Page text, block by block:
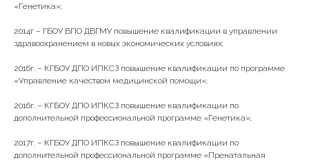
«Генетика»;
2014г – ГБОУ ВПО ДВГМУ повышение квалификации в управлении
здравоохранением в новых экономических условиях;
2016г. – КГБОУ ДПО ИПКСЗ повышение квалификации по программе
«Управление качеством медицинской помощи»;
2016г. – КГБОУ ДПО ИПКСЗ повышение квалификации по
дополнительной профессиональной программе «Генетика»;
2017г. – КГБОУ ДПО ИПКСЗ повышение квалификации по
дополнительной профессиональной программе «Пренатальная